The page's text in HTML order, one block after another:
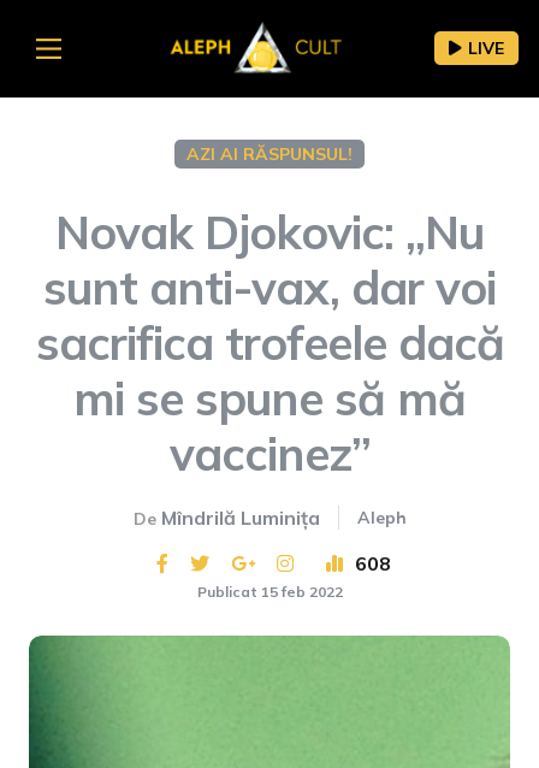
LIVE
AZI AI RĂSPUNSUL!
Novak Djokovic: „Nu
sunt anti-vax, dar voi
sacrifica trofeele dacă
mi se spune să mă
vaccinez”
De Mîndrilă Luminița Aleph
608
Publicat 15 feb 2022